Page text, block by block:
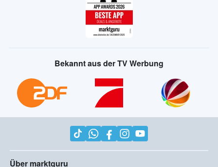
Bekannt aus der TV Werbung
Über marktguru